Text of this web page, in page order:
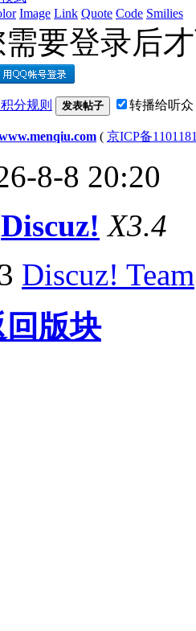
Image Link Quote Code Smilies
需要登录后
分规则 发表帖子 转播给听众
( 京ICP备
8-8 20:20
Discuz! X3.4
Discuz! Team
回版块